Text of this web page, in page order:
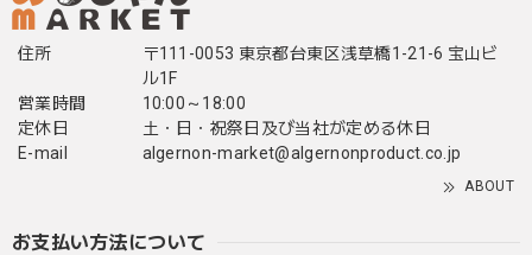
住所
〒111-0053 東京都台東区浅草橋1-21-6 宝山ビ
ル1F
営業時間
10:00～18:00
定休日
土・日・祝祭日及び当社が定める休日
E-mail
algernon-market@algernonproduct.co.jp
ABOUT
お支払い方法について